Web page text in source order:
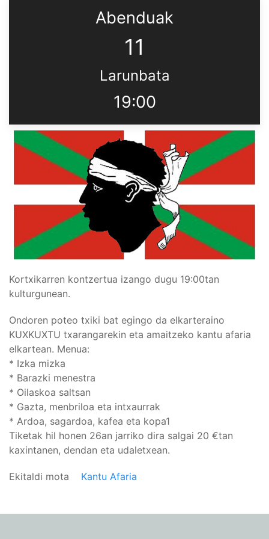
Abenduak
11
Larunbata
19:00
Kortxikarren kontzertua izango dugu 19:00tan
kulturgunean.
Ondoren poteo txiki bat egingo da elkarteraino
KUXKUXTU txarangarekin eta amaitzeko kantu afaria
elkartean. Menua:
* Izka mizka
* Barazki menestra
* Oilaskoa saltsan
* Gazta, menbriloa eta intxaurrak
* Ardoa, sagardoa, kafea eta kopa1
Tiketak hil honen 26an jarriko dira salgai 20 €tan
kaxintanen, dendan eta udaletxean.
Ekitaldi mota Kantu Afaria